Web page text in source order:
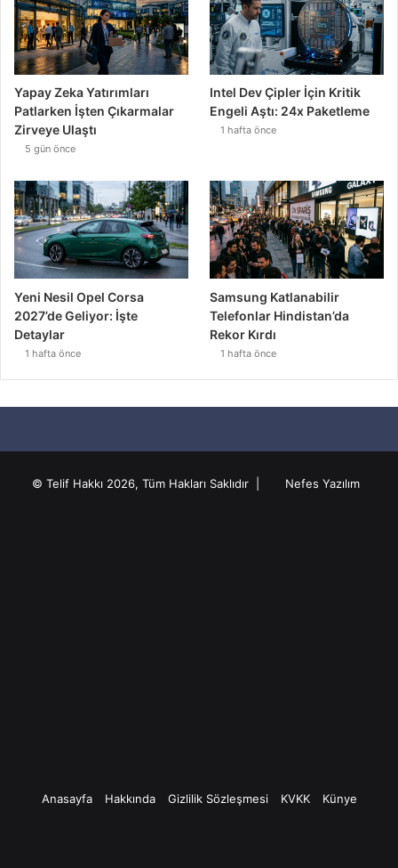
Yeni Nesil Opel Corsa
2027’de Geliyor: İşte
Detaylar
1 hafta önce
Samsung Katlanabilir
Telefonlar Hindistan’da
Rekor Kırdı
1 hafta önce
© Telif Hakkı 2026, Tüm Hakları Saklıdır | Nefes Yazılım
Facebook
TwitterPinterestYouTubeInstagram